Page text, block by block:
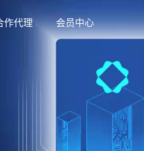
作代理 会员中心